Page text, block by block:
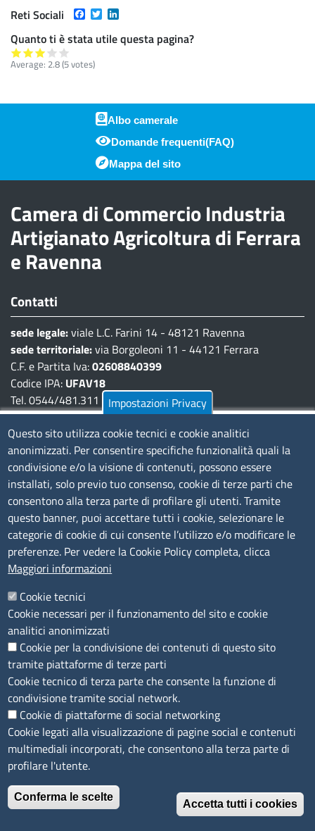
Reti Sociali Facebook
Twitter
Quanto ti è stata utile questa pagina?
Average: 2.8(5votes)
Piè di pagina
Albo camerale
Domande frequenti(FAQ)
Mappa del sito
Camera di Commercio Industria
Artigianato Agricoltura di Ferrara
e Ravenna
Contatti
sede legale:viale L.C. Farini 14 - 48121 Ravenna
sede territoriale:via Borgoleoni 11 - 44121 Ferrara
C.F. e Partita Iva:02608840399
Codice IPA: UFAV18
Tel. 0544/481.311 - 0532/783.711
Pec:cciaa@pec.fera.camcom.it
Amministrazione Trasparente
Bandi di gara
Bilanci
Concorsi e selezioni
Procedimenti
Provvedimenti
Seguici su
Sito web
Accesso riservato
Mappa del sito
Menù privacy
Cookie Note legali
Privacy
Dichiarazione di Accessibilità
© 2026 Camere di Commercio di Ferrara Ravenna
Impostazioni Privacy
Questo sito utilizza cookie tecnici e cookie analitici
anonimizzati. Per consentire specifiche funzionalità quali la
condivisione e/o la visione di contenuti, possono essere
installati, solo previo tuo consenso, cookie di terze parti che
consentono alla terza parte di profilare gli utenti. Tramite
questo banner, puoi accettare tutti i cookie, selezionare le
categorie di cookie di cui consente l’utilizzo e/o modificare le
preferenze. Per vedere la Cookie Policy completa, clicca
Maggiori informazioni
Cookie tecnici
Cookie necessari per il funzionamento del sito e cookie
analitici anonimizzati
Cookie per la condivisione dei contenuti di questo sito
tramite piattaforme di terze parti
Cookie tecnico di terza parte che consente la funzione di
condivisione tramite social network.
Cookie di piattaforme di social networking
Cookie legati alla visualizzazione di pagine social e contenuti
multimediali incorporati, che consentono alla terza parte di
profilare l'utente.
Conferma le scelte
Accetta tutti i cookies